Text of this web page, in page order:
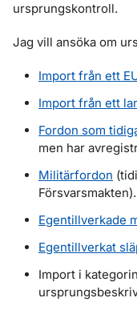
ursprungskontroll.
Jag vill ansöka om
Import från ett
Import från ett
Fordon som
men har
Militärfordon
Försvarsmakten).
Egentillverkade
Egentillverkat
Import i kategorin